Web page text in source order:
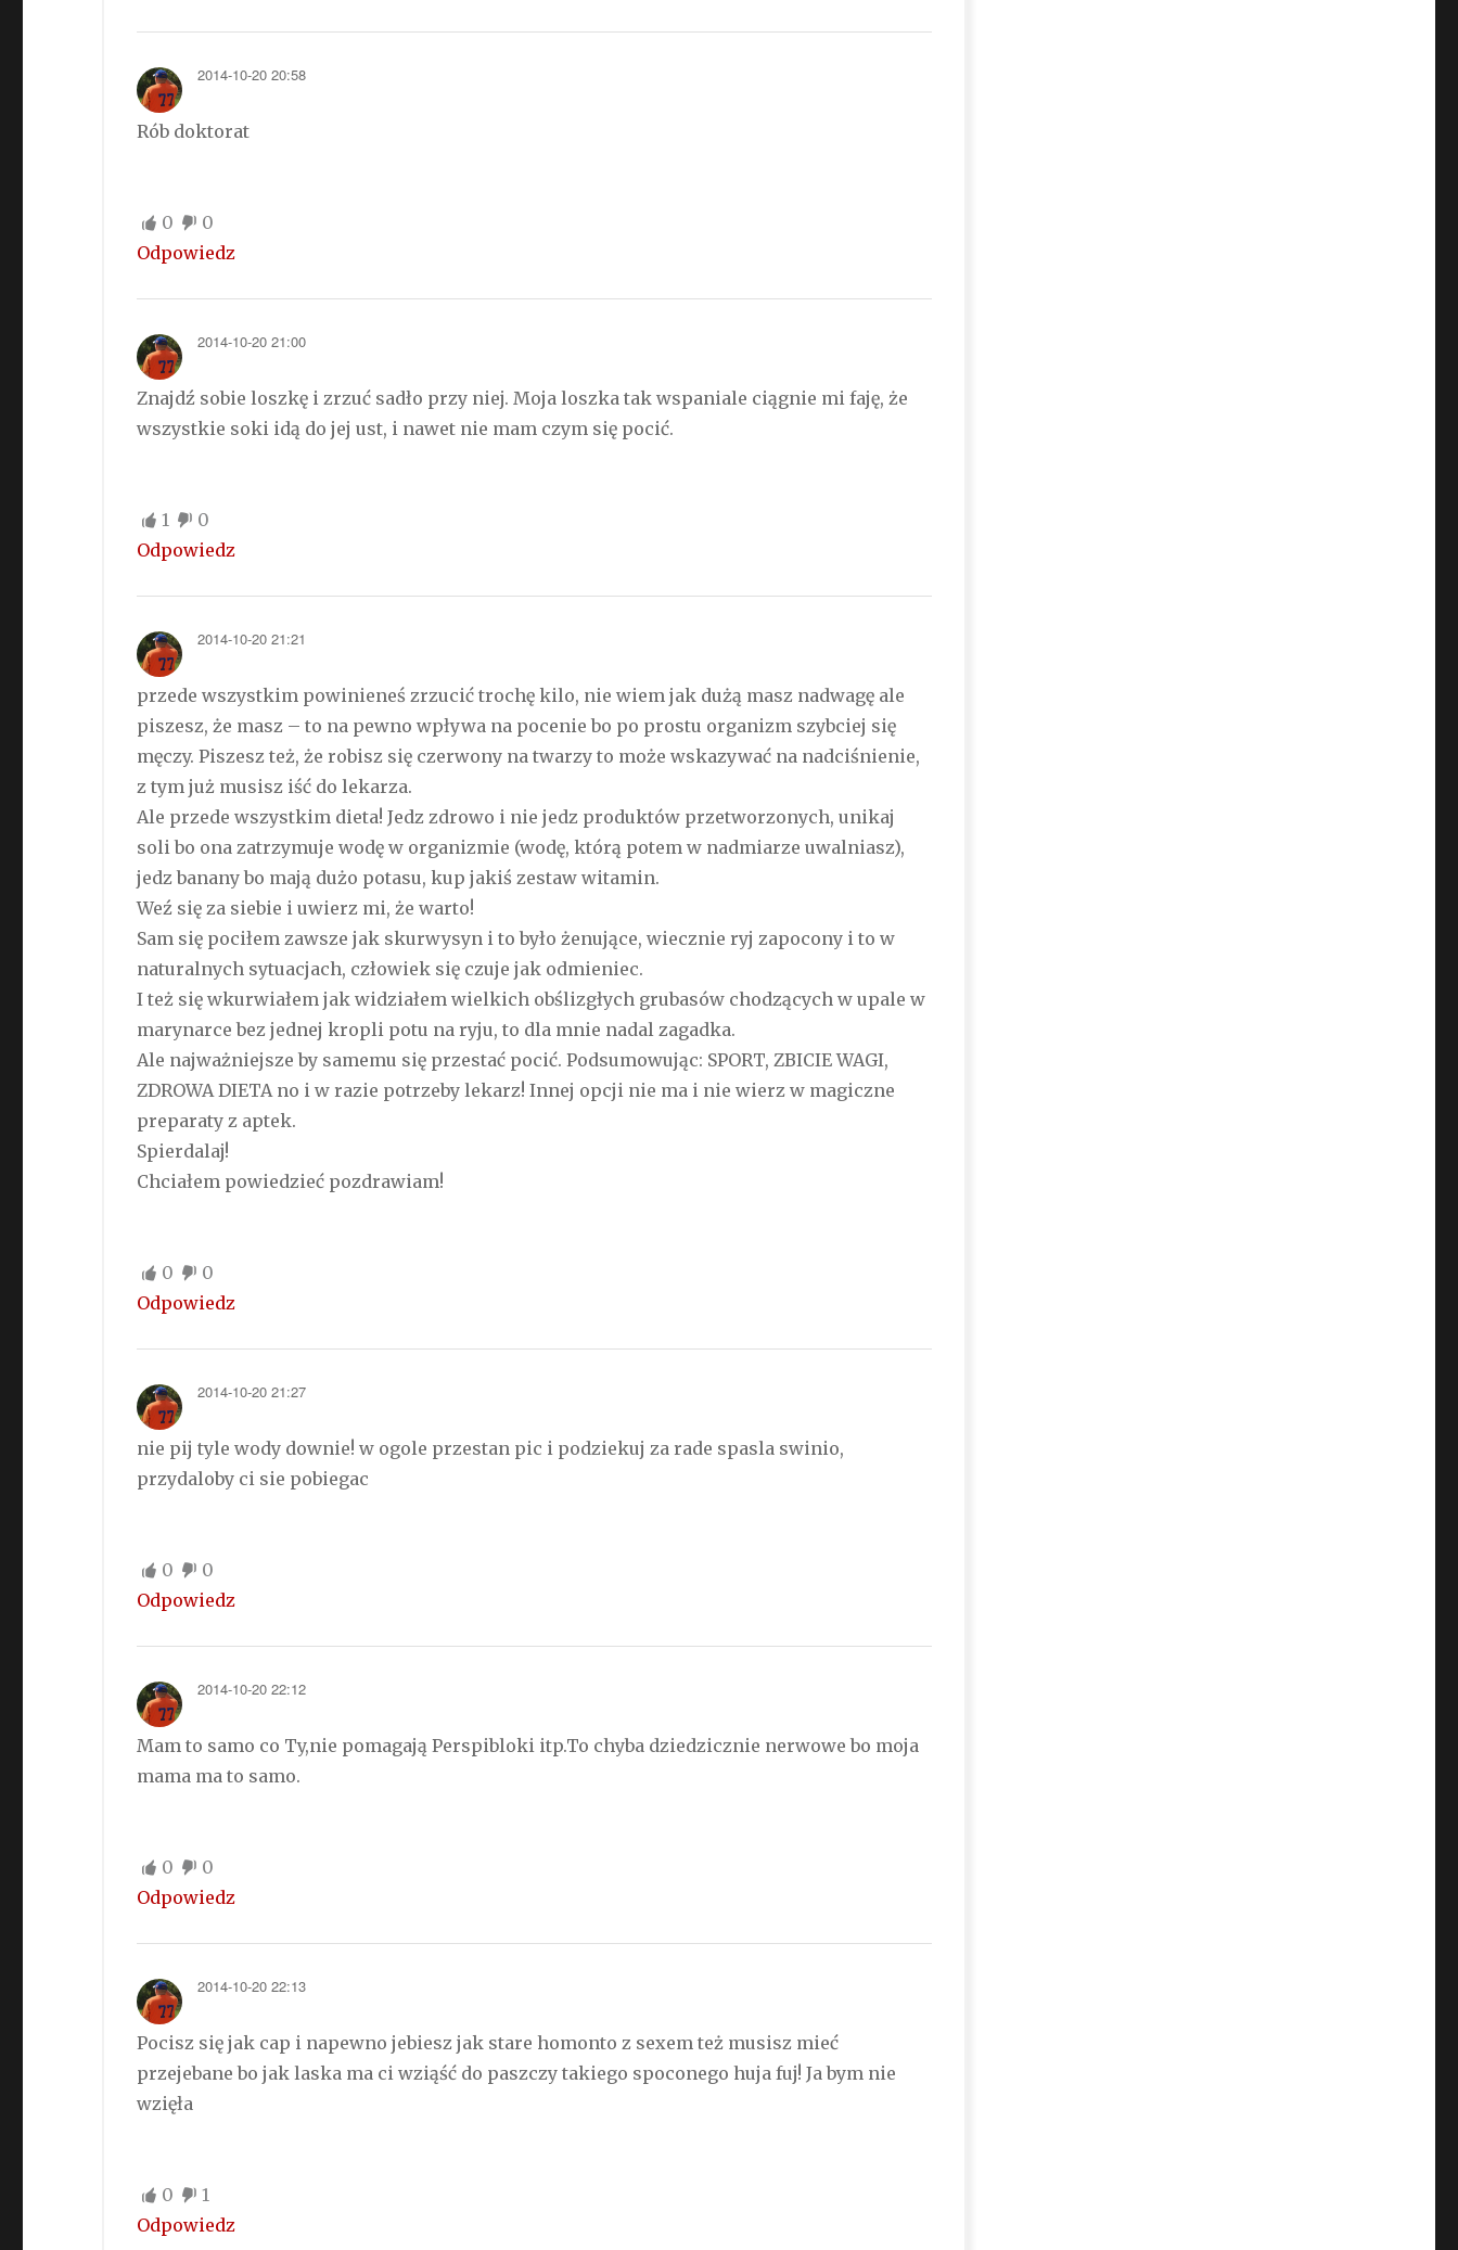
2014-10-20 20:58
Rób doktorat
0
0
Odpowiedz
2014-10-20 21:00
Znajdź sobie loszkę i zrzuć sadło przy niej. Moja loszka tak wspaniale ciągnie mi faję, że
wszystkie soki idą do jej ust, i nawet nie mam czym się pocić.
1
0
Odpowiedz
2014-10-20 21:21
przede wszystkim powinieneś zrzucić trochę kilo, nie wiem jak dużą masz nadwagę ale
piszesz, że masz – to na pewno wpływa na pocenie bo po prostu organizm szybciej się
męczy. Piszesz też, że robisz się czerwony na twarzy to może wskazywać na nadciśnienie,
z tym już musisz iść do lekarza.
Ale przede wszystkim dieta! Jedz zdrowo i nie jedz produktów przetworzonych, unikaj
soli bo ona zatrzymuje wodę w organizmie (wodę, którą potem w nadmiarze uwalniasz),
jedz banany bo mają dużo potasu, kup jakiś zestaw witamin.
Weź się za siebie i uwierz mi, że warto!
Sam się pociłem zawsze jak skurwysyn i to było żenujące, wiecznie ryj zapocony i to w
naturalnych sytuacjach, człowiek się czuje jak odmieniec.
I też się wkurwiałem jak widziałem wielkich obślizgłych grubasów chodzących w upale w
marynarce bez jednej kropli potu na ryju, to dla mnie nadal zagadka.
Ale najważniejsze by samemu się przestać pocić. Podsumowując: SPORT, ZBICIE WAGI,
ZDROWA DIETA no i w razie potrzeby lekarz! Innej opcji nie ma i nie wierz w magiczne
preparaty z aptek.
Spierdalaj!
Chciałem powiedzieć pozdrawiam!
0
0
Odpowiedz
2014-10-20 21:27
nie pij tyle wody downie! w ogole przestan pic i podziekuj za rade spasla swinio,
przydaloby ci sie pobiegac
0
0
Odpowiedz
2014-10-20 22:12
Mam to samo co Ty,nie pomagają Perspibloki itp.To chyba dziedzicznie nerwowe bo moja
mama ma to samo.
0
0
Odpowiedz
2014-10-20 22:13
Pocisz się jak cap i napewno jebiesz jak stare homonto z sexem też musisz mieć
przejebane bo jak laska ma ci wziąść do paszczy takiego spoconego huja fuj! Ja bym nie
wzięła
0
1
Odpowiedz